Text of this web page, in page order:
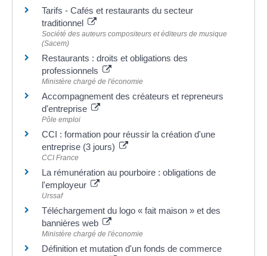
Tarifs - Cafés et restaurants du secteur
traditionnel
Société des auteurs compositeurs et éditeurs de musique
(Sacem)
Restaurants : droits et obligations des
professionnels
Ministère chargé de l'économie
Accompagnement des créateurs et repreneurs
d'entreprise
Pôle emploi
CCI : formation pour réussir la création d'une
entreprise (3 jours)
CCI France
La rémunération au pourboire : obligations de
l'employeur
Urssaf
Téléchargement du logo « fait maison » et des
bannières web
Ministère chargé de l'économie
Définition et mutation d'un fonds de commerce